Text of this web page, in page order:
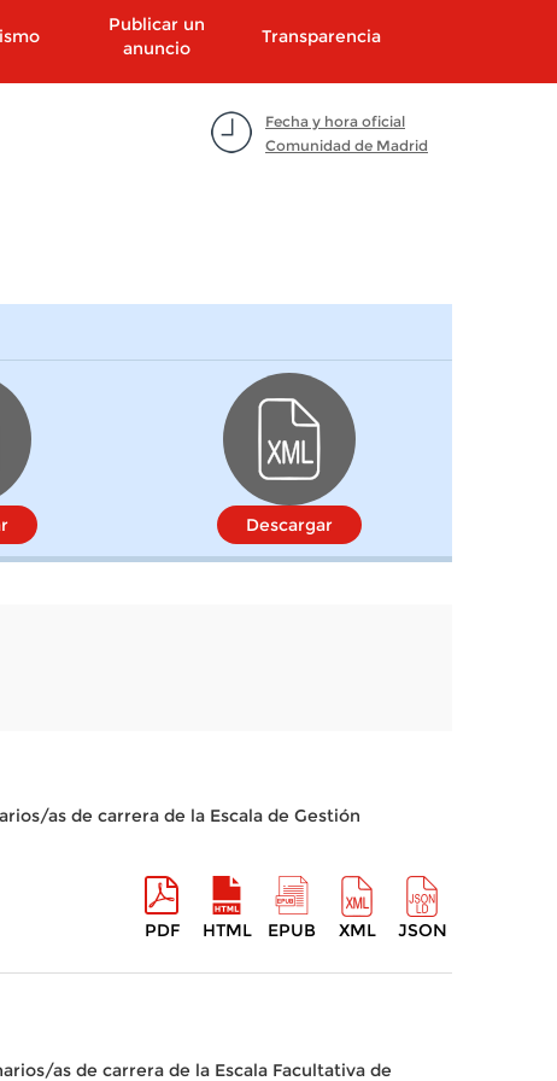
Publicar un
anuncio
Transparencia
Fecha y hora oficial
Comunidad de Madrid
Descargar
as de carrera de la Escala de Gestión
PDF HTML EPUB XML JSON
as de carrera de la Escala Facultativa de